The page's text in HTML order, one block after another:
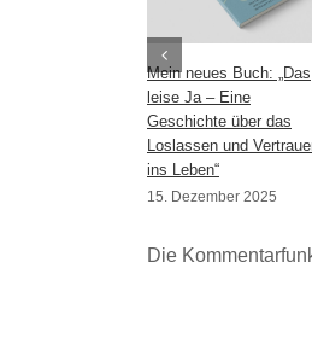
Mein neues Buch: „Das
leise Ja – Eine
Geschichte über das
Loslassen und
ins Leben“
15. Dezember 2025
Die